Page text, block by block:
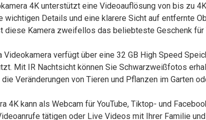
4K unterstützt eine Videoauflösung von bis zu
wichtigen Details und eine klarere Sicht auf entfernte
diese Kamera zweifellos das beliebteste Geschenk für
Videokamera verfügt über eine 32 GB High Speed
Mit IR Nachtsicht können Sie Schwarzweißfotos
Veränderungen von Tieren und Pflanzen im Garten
4K kann als Webcam für YouTube, Tiktop- und
tätigen oder Live Videos mit Ihrer Familie